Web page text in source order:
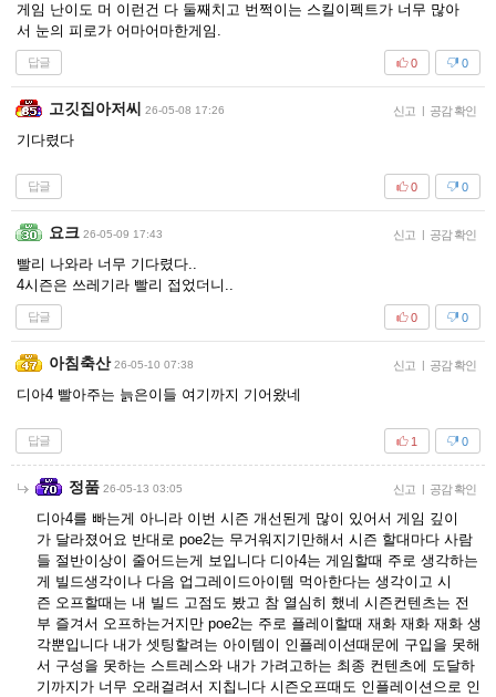
게임 난이도 머 이런건 다 둘째치고 번쩍이는 스킬이펙트가 너무 많아
서 눈의 피로가 어마어마한게임.
답글 0
0
고깃집아저씨 26-05-08 17:26 신고 | 공감 확인
기다렸다
답글 0
0
요크 26-05-09 17:43 신고 | 공감 확인
빨리 나와라 너무 기다렸다..
4시즌은 쓰레기라 빨리 접었더니..
답글 0
0
아침축산 26-05-10 07:38 신고 | 공감 확인
디아4 빨아주는 늙은이들 여기까지 기어왔네
답글 0
1
정품 26-05-13 03:05 신고 | 공감 확인
디아4를 빠는게 아니라 이번 시즌 개선된게 많이 있어서 게임 깊이
가 달라졌어요 반대로 poe2는 무거워지기만해서 시즌 할대마다 사람
들 절반이상이 줄어드는게 보입니다 디아4는 게임할때 주로 생각하는
게 빌드생각이나 다음 업그레이드아이템 먹아한다는 생각이고 시
즌 오프할때는 내 빌드 고점도 봤고 참 열심히 했네 시즌컨텐츠는 전
부 즐겨서 오프하는거지만 poe2는 주로 플레이할때 재화 재화 재화 생
각뿐입니다 내가 셋팅할려는 아이템이 인플레이션때문에 구입을 못해
서 구성을 못하는 스트레스와 내가 가려고하는 최종 컨텐츠에 도달하
기까지가 너무 오래걸려서 지칩니다 시즌오프때도 인플레이션으로 인